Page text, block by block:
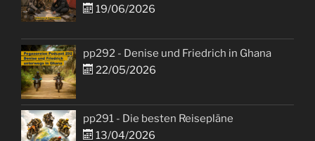
19/06/2026
pp292 - Denise und Friedrich in Ghana
22/05/2026
pp291 - Die besten Reisepläne
13/04/2026